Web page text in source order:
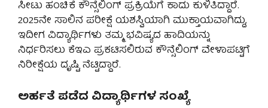
ಸೀಟು ಹಂಚಿಕೆ ಕೌನ್ಸೆಲಿಂಗ್ ಪ್ರಕ್ರಿಯೆಗೆ ಕಾದು ಕುಳಿತಿದ್ದಾರೆ.
2025ನೇ ಸಾಲಿನ ಪರೀಕ್ಷೆ ಯಶಸ್ವಿಯಾಗಿ ಮುಕ್ತಾಯವಾಗಿದ್ದು,
ಇದೀಗ ವಿದ್ಯಾರ್ಥಿಗಳು ತಮ್ಮ ಭವಿಷ್ಯದ ಹಾದಿಯನ್ನು
ನಿರ್ಧರಿಸಲು ಕೆಇಎ ಪ್ರಕಟಿಸಲಿರುವ ಕೌನ್ಸೆಲಿಂಗ್ ವೇಳಾಪಟ್ಟಿಗೆ
ನಿರೀಕ್ಷೆಯ ದೃಷ್ಟಿ ನೆಟ್ಟಿದ್ದಾರೆ.
ಅರ್ಹತೆ ಪಡೆದ ವಿದ್ಯಾರ್ಥಿಗಳ ಸಂಖ್ಯೆ